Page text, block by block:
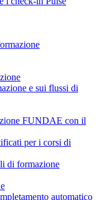
e sui flussi di
FUNDAE con il
per i corsi di
di formazione
automatico